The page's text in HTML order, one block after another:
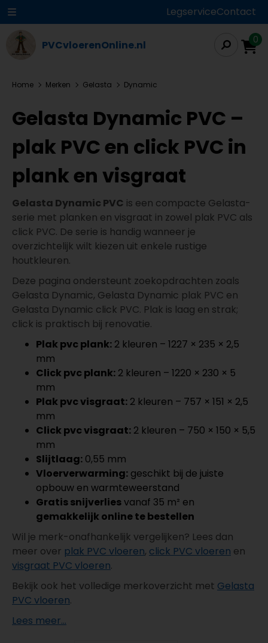
LegserviceContact
PVCvloerenOnline.nl 0
Home Merken Gelasta Dynamic
Gelasta Dynamic PVC –
plak PVC en click PVC in
plank en visgraat
Gelasta Dynamic PVC is een compacte Gelasta-
serie met planken en visgraat in zowel plak PVC als
click PVC. De serie is handig wanneer je
overzichtelijk wilt kiezen uit enkele rustige
houtkleuren.
Deze pagina ondersteunt zoekopdrachten zoals
Gelasta Dynamic, Gelasta Dynamic plak PVC en
Gelasta Dynamic click PVC. Plak is laag en strak;
click is praktisch bij renovatie.
Plak pvc plank: 2 kleuren – 1227 × 235 × 2,5
mm
Click pvc plank: 2 kleuren – 1220 × 230 × 5
mm
Plak pvc visgraat: 2 kleuren – 757 × 151 × 2,5
mm
Click pvc visgraat: 2 kleuren – 750 × 150 × 5,5
mm
Slijtlaag: 0,55 mm
Vloerverwarming: geschikt bij de juiste
opbouw en warmteweerstand
Gratis snijverliesvanaf 35 m² en
gemakkelijk online te bestellen
Wil je merk-onafhankelijk vergelijken? Lees dan
meer over plak PVC vloeren, click PVC vloeren en
visgraat PVC vloeren.
Bekijk ook het volledige merkoverzicht met Gelasta
PVC vloeren.
Lees meer...